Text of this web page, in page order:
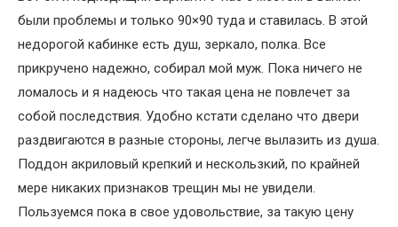
были проблемы и только 90×90 туда и ставилась. В этой
недорогой кабинке есть душ, зеркало, полка. Все
прикручено надежно, собирал мой муж. Пока ничего не
ломалось и я надеюсь что такая цена не повлечет за
собой последствия. Удобно кстати сделано что двери
раздвигаются в разные стороны, легче вылазить из душа.
Поддон акриловый крепкий и нескользкий, по крайней
мере никаких признаков трещин мы не увидели.
Пользуемся пока в свое удовольствие, за такую цену